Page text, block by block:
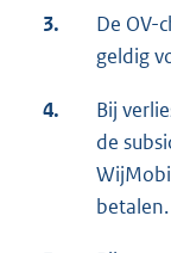
3.
De OV-
geldig
4.
Bij
de
betalen.